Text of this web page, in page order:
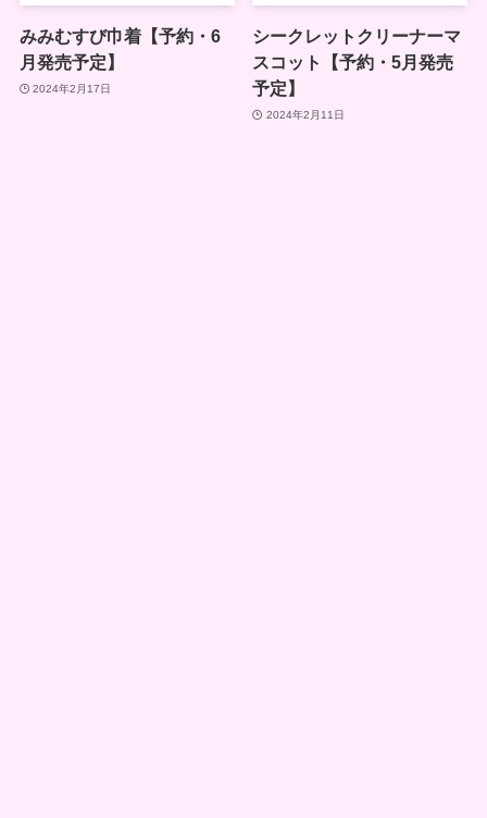
みみむすび巾着【予約・6
月発売予定】
2024年2月17日
シークレットクリーナーマ
スコット【予約・5月発売
予定】
2024年2月11日